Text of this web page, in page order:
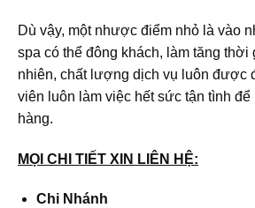
Dù vậy, một nhược điểm nhỏ là vào
spa có thể đông khách, làm tăng
nhiên, chất lượng dịch vụ luôn được
viên luôn làm việc hết sức tận tình để
hàng.
MỌI CHI TIẾT XIN LIÊN HỆ:
Chi Nhánh